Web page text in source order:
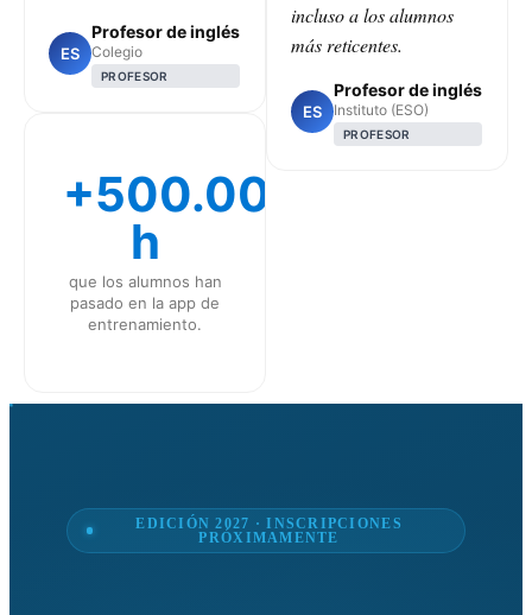
ES
Profesor de inglés
Colegio
PROFESOR
+500.000
h
que los alumnos han
pasado en la app de
entrenamiento.
incluso a los alumnos
más reticentes.
ES
Profesor de inglés
Instituto (ESO)
PROFESOR
EDICIÓN 2027 · INSCRIPCIONES
PRÓXIMAMENTE